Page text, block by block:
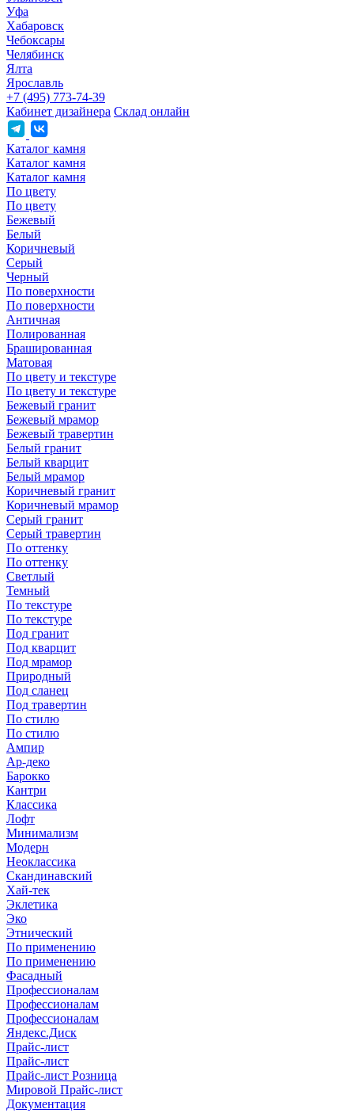
Уфа
Хабаровск
Чебоксары
Челябинск
Ялта
Ярославль
+7 (495) 773-74-39
Кабинет дизайнера Склад онлайн
Каталог камня
Каталог камня
Каталог камня
По цвету
По цвету
Бежевый
Белый
Коричневый
Серый
Черный
По поверхности
По поверхности
Античная
Полированная
Брашированная
Матовая
По цвету и текстуре
По цвету и текстуре
Бежевый гранит
Бежевый мрамор
Бежевый травертин
Белый гранит
Белый кварцит
Белый мрамор
Коричневый гранит
Коричневый мрамор
Серый гранит
Серый травертин
По оттенку
По оттенку
Светлый
Темный
По текстуре
По текстуре
Под гранит
Под кварцит
Под мрамор
Природный
Под сланец
Под травертин
По стилю
По стилю
Ампир
Ар-деко
Барокко
Кантри
Классика
Лофт
Минимализм
Модерн
Неоклассика
Скандинавский
Хай-тек
Эклетика
Эко
Этнический
По применению
По применению
Фасадный
Профессионалам
Профессионалам
Профессионалам
Яндекс.Диск
Прайс-лист
Прайс-лист
Прайс-лист Розница
Мировой Прайс-лист
Документация